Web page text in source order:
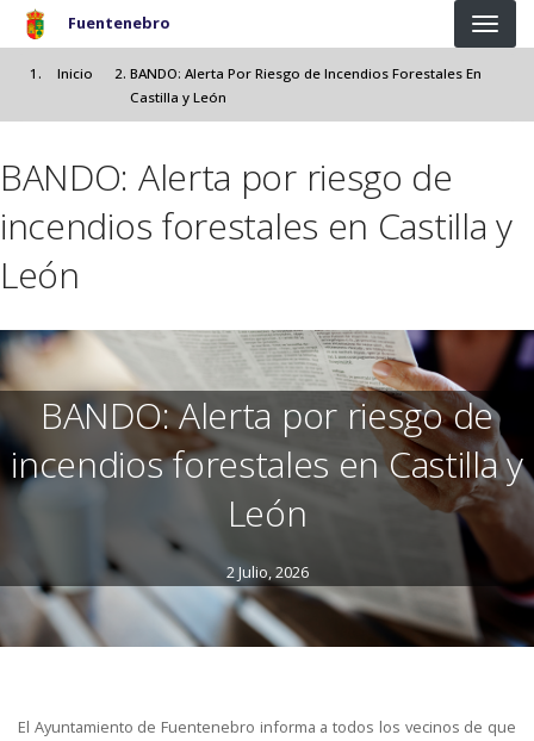
Pasar al contenido principal
Fuentenebro
Inicio
BANDO: Alerta Por Riesgo de Incendios Forestales En
Castilla y León
BANDO: Alerta por riesgo de
incendios forestales en Castilla y
León
BANDO: Alerta por riesgo de
incendios forestales en Castilla y
León
2 Julio, 2026
El Ayuntamiento de Fuentenebro informa a todos los vecinos de que